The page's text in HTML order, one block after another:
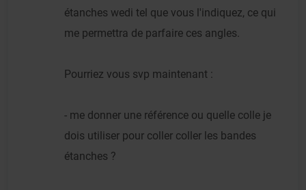
étanches wedi tel que vous l'indiquez, ce qui
me permettra de parfaire ces angles.
Pourriez vous svp maintenant :
- me donner une référence ou quelle colle je
dois utiliser pour coller coller les bandes
étanches ?